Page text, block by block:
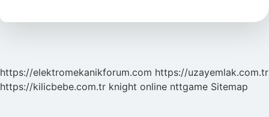
Sömürdü
https://elektromekanikforum.com https://uzayemlak.com.tr
https://kilicbebe.com.tr knight online nttgame Sitemap